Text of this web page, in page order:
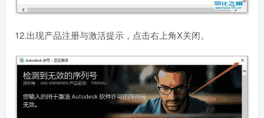
12.出现产品注册与激活提示，点击右上角X关闭。